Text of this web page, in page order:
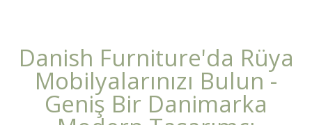
Danish Furniture'da Rüya
Mobilyalarınızı Bulun -
Geniş Bir Danimarka